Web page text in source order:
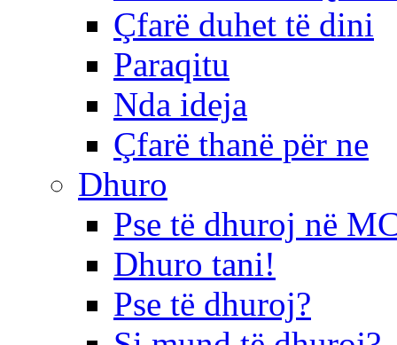
Çfarë duhet të dini
Paraqitu
Nda ideja
Çfarë thanë për ne
Dhuro
Pse të dhuroj në
Dhuro tani!
Pse të dhuroj?